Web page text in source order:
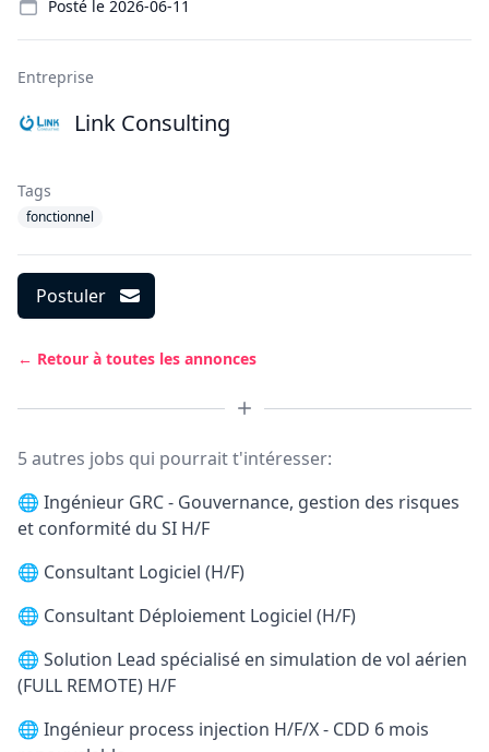
Posté le 2026-06-11
Entreprise
Link Consulting
Tags
fonctionnel
Postuler
← Retour à toutes les annonces
5 autres jobs qui pourrait t'intéresser:
🌐 Ingénieur GRC - Gouvernance, gestion des risques
et conformité du SI H/F
🌐 Consultant Logiciel (H/F)
🌐 Consultant Déploiement Logiciel (H/F)
🌐 Solution Lead spécialisé en simulation de vol aérien
(FULL REMOTE) H/F
🌐 Ingénieur process injection H/F/X - CDD 6 mois